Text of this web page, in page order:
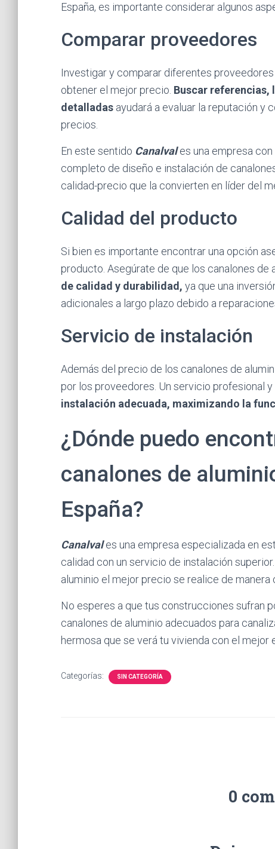
España, es importante considerar algunos
Comparar proveedores
Investigar y comparar diferentes
obtener el mejor precio. Buscar
detalladas ayudará a evaluar la reputación
precios.
En este sentido Canalvales una empresa
completo de diseño e instalación de
calidad-precio que la convierten en líder del
Calidad del producto
Si bien es importante encontrar una opción
producto. Asegúrate de que los canalones de
de calidad y durabilidad, ya que una
adicionales a largo plazo debido a
Servicio de instalación
Además del precio de los canalones de
por los proveedores. Un servicio profesional
instalación adecuada, maximizando la
¿Dónde puedo
canalones de
España?
Canalvales una empresa especializada en
calidad con un servicio de instalación
aluminio el mejor precio se realice de
No esperes a que tus construcciones sufran
canalones de aluminio adecuados para
hermosa que se verá tu vivienda con el
Categorías: SIN CATEGORÍA
0